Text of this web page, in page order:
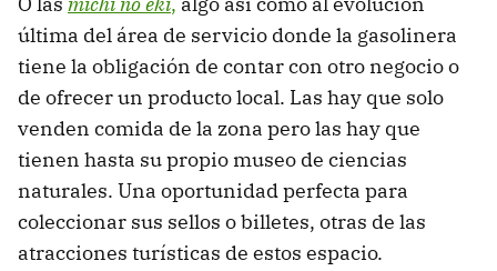
última del área de servicio donde la gasolinera
tiene la obligación de contar con otro negocio o
de ofrecer un producto local. Las hay que solo
venden comida de la zona pero las hay que
tienen hasta su propio museo de ciencias
naturales. Una oportunidad perfecta para
coleccionar sus sellos o billetes, otras de las
atracciones turísticas de estos espacio.